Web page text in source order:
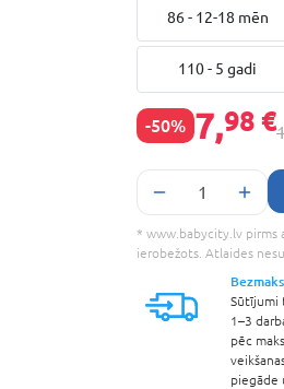
86 - 12-18 mēn
110 - 5 gadi
-50% 7,98 €
* www.babycity.lv pirms
ierobežots. Atlaides
Sūtījumi
1–3
pēc
piegāde